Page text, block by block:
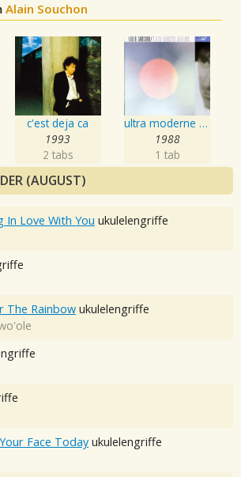
Alain Souchon
c'est deja ca
1993
2 tabs
ultra moderne solitude
1988
1 tab
(AUGUST)
In Love With You ukulelengriffe
The Rainbow ukulelengriffe
Face Today ukulelengriffe